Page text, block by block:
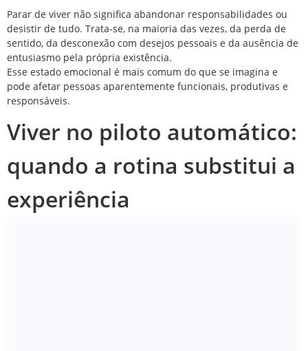
Parar de viver não significa abandonar responsabilidades ou
desistir de tudo. Trata-se, na maioria das vezes, da perda de
sentido, da desconexão com desejos pessoais e da ausência de
entusiasmo pela própria existência.
Esse estado emocional é mais comum do que se imagina e
pode afetar pessoas aparentemente funcionais, produtivas e
responsáveis.
Viver no piloto automático:
quando a rotina substitui a
experiência